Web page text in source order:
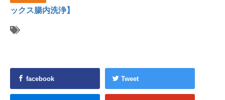
ックス腸内洗浄】
facebook Tweet